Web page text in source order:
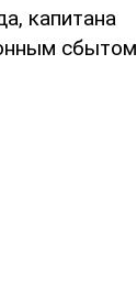
капитана
сбытом